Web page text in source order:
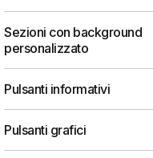
Sezioni con background
personalizzato
Pulsanti informativi
Pulsanti grafici